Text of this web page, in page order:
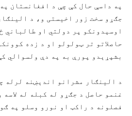
په داسې حال کې چې د افغانستان
جګړو سخت زور اخیستی و، د
اوسېدونکو پر دولتي او طالباني
حاصلاتو تر ټولولو او د زده
بشپړېدو پورې به په دې ولسوالي
د الینګار مشرانو اندېښنه لرله
غنمو حاصل د جګړو له کبله له
فصلونه د راکټ او نورو وسلو په